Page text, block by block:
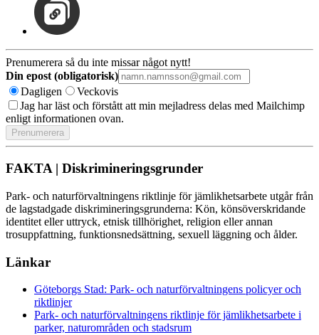
Prenumerera så du inte missar något nytt!
Din epost (obligatorisk)
Dagligen
Veckovis
Jag har läst och förstått att min mejladress delas med Mailchimp
enligt informationen ovan.
FAKTA | Diskrimineringsgrunder
Park- och naturförvaltningens riktlinje för jämlikhetsarbete utgår från
de lagstadgade diskrimineringsgrunderna: Kön, könsöverskridande
identitet eller uttryck, etnisk tillhörighet, religion eller annan
trosuppfattning, funktionsnedsättning, sexuell läggning och ålder.
Länkar
Göteborgs Stad: Park- och naturförvaltningens policyer och
riktlinjer
Park- och naturförvaltningens riktlinje för jämlikhetsarbete i
parker, naturområden och stadsrum